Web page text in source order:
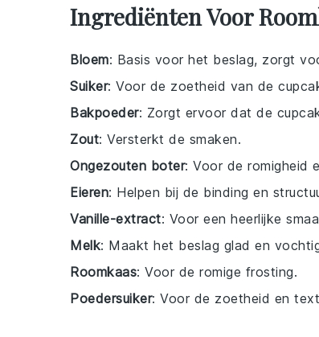
Ingrediënten Voor
Bloem: Basis voor het beslag, zorgt
Suiker: Voor de zoetheid van de
Bakpoeder: Zorgt ervoor dat de
Zout: Versterkt de smaken.
Ongezouten boter: Voor de romigheid
Eieren: Helpen bij de binding en
Vanille-extract: Voor een heerlijke
Melk: Maakt het beslag glad en
Roomkaas: Voor de romige frosting.
Poedersuiker: Voor de zoetheid en